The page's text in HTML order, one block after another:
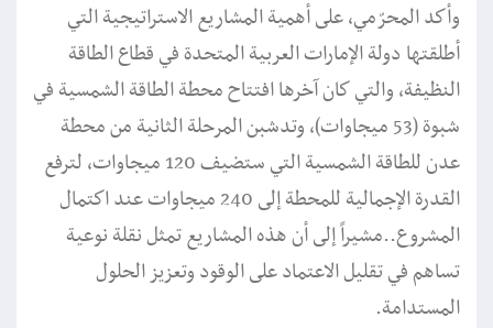
وأكد المحرّمي، على أهمية المشاريع الاستراتيجية التي
أطلقتها دولة الإمارات العربية المتحدة في قطاع الطاقة
النظيفة، والتي كان آخرها افتتاح محطة الطاقة الشمسية في
شبوة (53 ميجاوات)، وتدشبن المرحلة الثانية من محطة
عدن للطاقة الشمسية التي ستضيف 120 ميجاوات، لترفع
القدرة الإجمالية للمحطة إلى 240 ميجاوات عند اكتمال
المشروع..مشيراً إلى أن هذه المشاريع تمثل نقلة نوعية
تساهم في تقليل الاعتماد على الوقود وتعزيز الحلول
المستدامة.